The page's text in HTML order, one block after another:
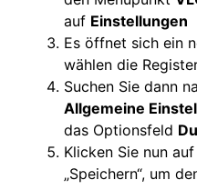
auf Einstellungen
Es öffnet sich ein
wählen die
Suchen Sie dann
Allgemeine
das Optionsfeld
Klicken Sie nun
„Speichern“, um